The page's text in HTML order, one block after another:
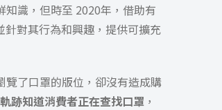
識，但時至 2020年，借助有
對其行為和興趣， 提供可擴充
了口罩的版位，卻沒有造成購
跡知道消費者正在查找口罩 ，